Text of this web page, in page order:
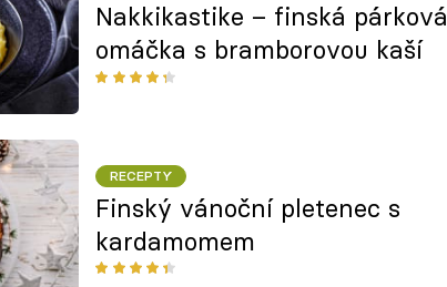
Nakkikastike – finská párková
omáčka s bramborovou kaší
RECEPTY
Finský vánoční pletenec s
kardamomem